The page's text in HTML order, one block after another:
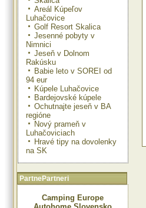
Areál Kúpeľov
Luhačovice
Golf Resort Skalica
Jesenné pobyty v
Nimnici
Jeseň v Dolnom
Rakúsku
Babie leto v SOREI od
94 eur
Kúpele Luhačovice
Bardejovské kúpele
Ochutnajte jeseň v BA
regióne
Nový prameň v
Luhačoviciach
Hravé tipy na dovolenky
na SK
PartnePartneri
Camping Europe